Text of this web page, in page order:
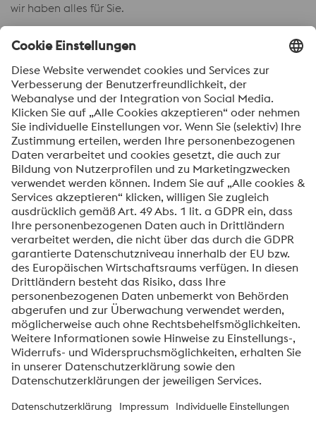
wir haben alles für Sie.
Wir helfen Ihnen, Ihre Leistungsprobleme zu lösen, damit
Hier finden Sie alle unsere Produkte für die
Lebensmittelindustrie:Lebensmittelverarbeitung
Profitieren Sie von unserer umfangreichen Forschung und
Erfahrung. Kontaktieren Sie uns und erfahren Sie mehr!
Beginnen Sie heute mit Ihrer Zukunft!
Kontaktieren Sie uns für weitere
Informationen
voestalpine High Performance Metals International
GmbH
Die voestalpine High Performance Metals International GmbH ist
eine österreichische Vertriebsgesellschaft der High Performance
Metals Division des voestalpine-Konzerns. Die Division